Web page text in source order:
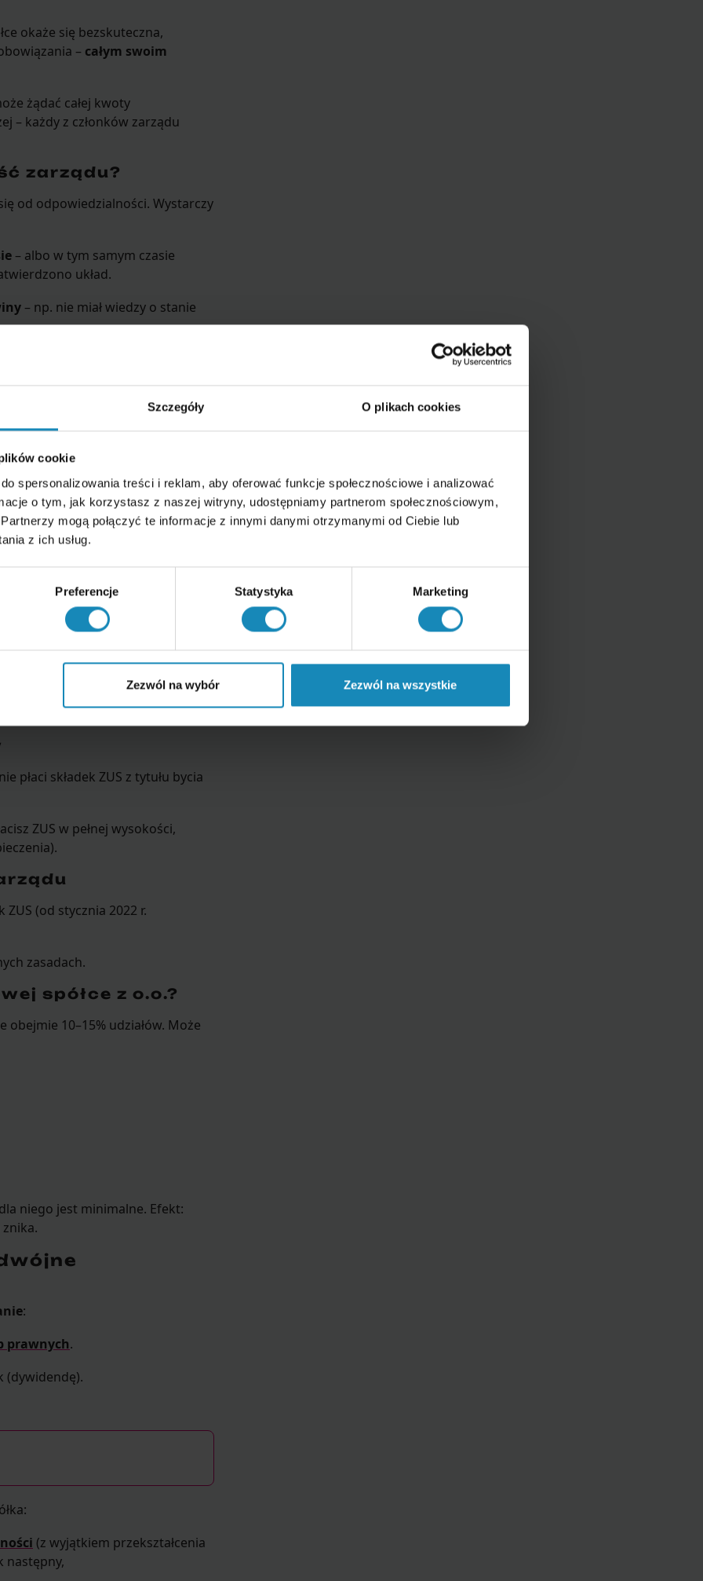
Szczegóły O plikach cookies
cookie
spersonalizowania treści i reklam, aby oferować funkcje społecznościowe i analizować
o tym, jak korzystasz z naszej witryny, udostępniamy partnerom społecznościowym,
mogą połączyć te informacje z innymi danymi otrzymanymi od Ciebie lub
z ich usług.
Preferencje Statystyka Marketing
Zezwól na wybór Zezwól na wszystkie
okaże się bezskuteczna,
– całym swoim
żądać całej kwoty
– każdy z członków zarządu
zarządu?
od odpowiedzialności. Wystarczy
– albo w tym samym czasie
układ.
– np. nie miał wiedzy o stanie
na czas (np. składa wniosek
spada do zera.
działalność
Możesz:
majątku osobistego.
obowiązkiem opłacania ZUS.
płacisz
płaci składek ZUS z tytułu bycia
ZUS w pełnej wysokości,
(od stycznia 2022 r.
zasadach.
spółce z o.o.?
10–15% udziałów. Może
niego jest minimalne. Efekt:
:
prawnych.
(dywidendę).
(z wyjątkiem przekształcenia
następny,